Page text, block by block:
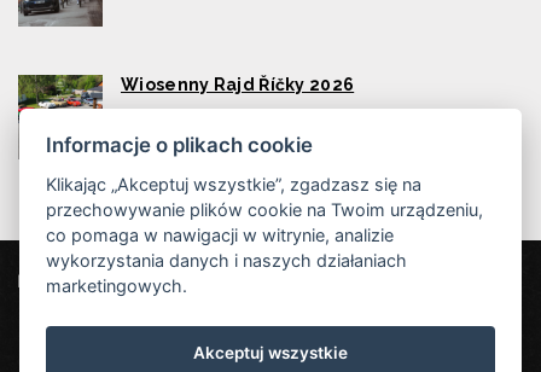
Wiosenny Rajd Říčky 2026
Wellness Hotel Říčky
+420721423520
Informacje o plikach cookie
Klikając „Akceptuj wszystkie”, zgadzasz się na
przechowywanie plików cookie na Twoim urządzeniu,
co pomaga w nawigacji w witrynie, analizie
wykorzystania danych i naszych działaniach
marketingowych.
Akceptuj wszystkie